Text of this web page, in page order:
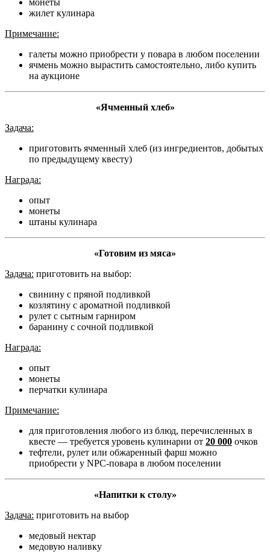
жилет кулинара
Примечание:
галеты можно приобрести у повара в любом поселении
ячмень можно вырастить самостоятельно, либо купить
на аукционе
«Ячменный хлеб»
Задача:
приготовить ячменный хлеб (из ингредиентов, добытых
по предыдущему квесту)
Награда:
опыт
монеты
штаны кулинара
«Готовим из мяса»
Задача: приготовить на выбор:
свинину с пряной подливкой
козлятину с ароматной подливкой
рулет с сытным гарниром
баранину с сочной подливкой
Награда:
опыт
монеты
перчатки кулинара
Примечание:
для приготовления любого из блюд, перечисленных в
квесте — требуется уровень кулинарии от 20 000 очков
тефтели, рулет или обжаренный фарш можно
приобрести у NPC-повара в любом поселении
«Напитки к столу»
Задача: приготовить на выбор
медовый нектар
медовую наливку